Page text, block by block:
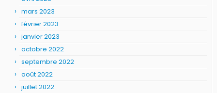
mars 2023
février 2023
janvier 2023
octobre 2022
septembre 2022
août 2022
juillet 2022